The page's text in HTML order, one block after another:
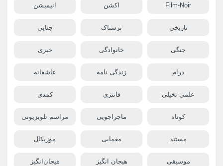
Film-Noir اکشن انیمیشن
تاریخی ترسناک جنایی
جنگی خانوادگی خبری
درام زندگی نامه عاشقانه
علمی-تخیلی فانتزی کمدی
کوتاه ماجراجویی مراسم تلویزیونی
مستند معمایی موزیکال
موسیقی هیجان انگیز هیجان‌انگیز